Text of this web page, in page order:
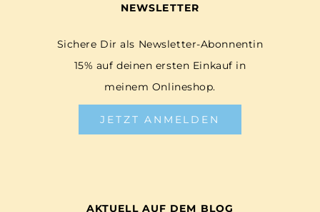
NEWSLETTER
Sichere Dir als Newsletter-Abonnentin
15% auf deinen ersten Einkauf in
meinem Onlineshop.
JETZT ANMELDEN
AKTUELL AUF DEM BLOG